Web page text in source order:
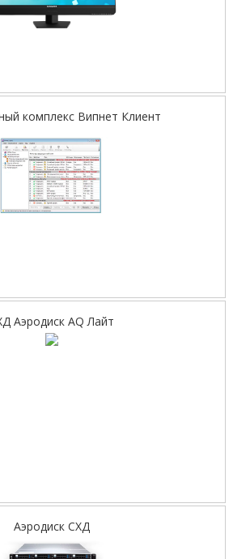
комплекс Випнет Клиент
Аэродиск AQ Лайт
Аэродиск СХД